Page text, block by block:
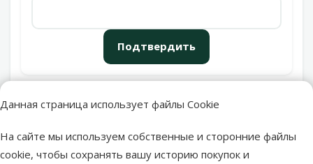
Данная страница использует файлы Cookie
На сайте мы используем собственные и сторонние файлы
cookie, чтобы сохранять вашу историю покупок и
Подтвердить
Пункты выдачи
LATVIJAS PASTS почтовое
отделение